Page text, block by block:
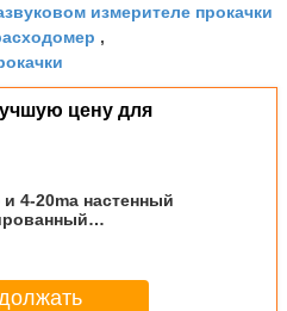
измерителе прокачки
,
цену для
и 4-20ma настенный